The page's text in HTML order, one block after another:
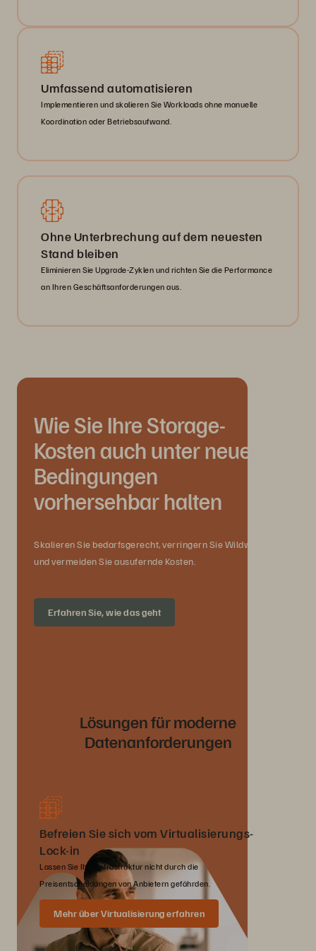
Umfassend automatisieren
Implementieren und skalieren Sie Workloads ohne manuelle
Koordination oder Betriebsaufwand.
Ohne Unterbrechung auf dem neuesten
Stand bleiben
Eliminieren Sie Upgrade-Zyklen und richten Sie die Performance
an Ihren Geschäftsanforderungen aus.
Wie Sie Ihre Storage-
Kosten auch unter neuen
Bedingungen
vorhersehbar halten
Skalieren Sie bedarfsgerecht, verringern Sie Wildwuchs
und vermeiden Sie ausufernde Kosten.
Erfahren Sie, wie das geht
Lösungen für moderne
Datenanforderungen
Befreien Sie sich vom Virtualisierungs-
Lock-in
Lassen Sie Ihre Infrastruktur nicht durch die
Preisentscheidungen von Anbietern gefährden.
Mehr über Virtualisierung erfahren